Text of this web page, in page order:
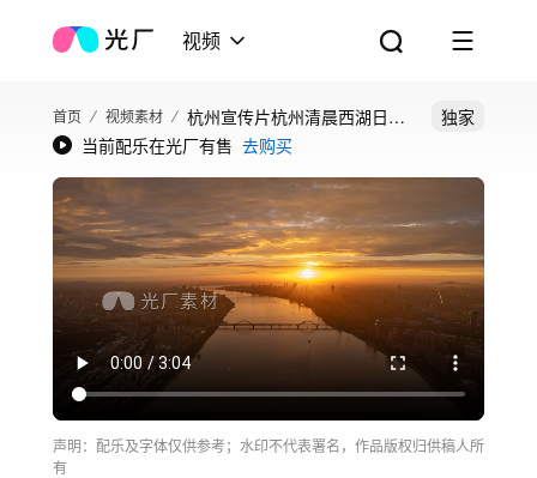
视频
首页 视频素材
杭州宣传片杭州清晨西湖日出
雷峰塔钱塘江
独家
当前配乐在光厂有售 去购买
声明：配乐及字体仅供参考；水印不代表署名，作品版权归供稿人所
有